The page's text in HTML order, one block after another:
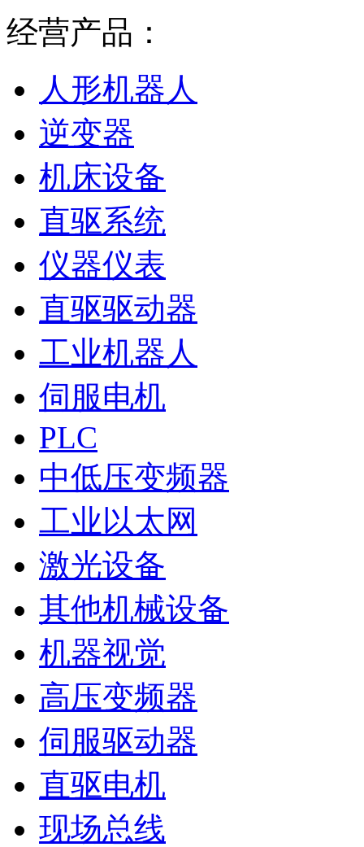
经营产品：
人形机器人
逆变器
机床设备
直驱系统
仪器仪表
直驱驱动器
工业机器人
伺服电机
PLC
中低压变频器
工业以太网
激光设备
其他机械设备
机器视觉
高压变频器
伺服驱动器
直驱电机
现场总线